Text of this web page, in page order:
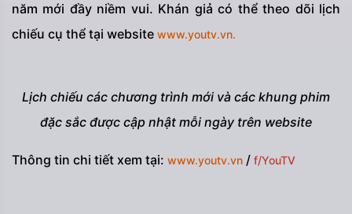
năm mới đầy niềm vui. Khán giả có thể theo dõi lịch
chiếu cụ thể tại website www.youtv.vn.
Lịch chiếu các chương trình mới và các khung phim
đặc sắc được cập nhật mỗi ngày trên website
Thông tin chi tiết xem tại: www.youtv.vn / f/YouTV